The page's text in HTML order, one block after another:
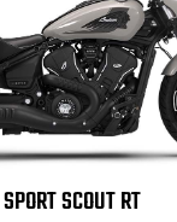
SPORT SCOUT RT